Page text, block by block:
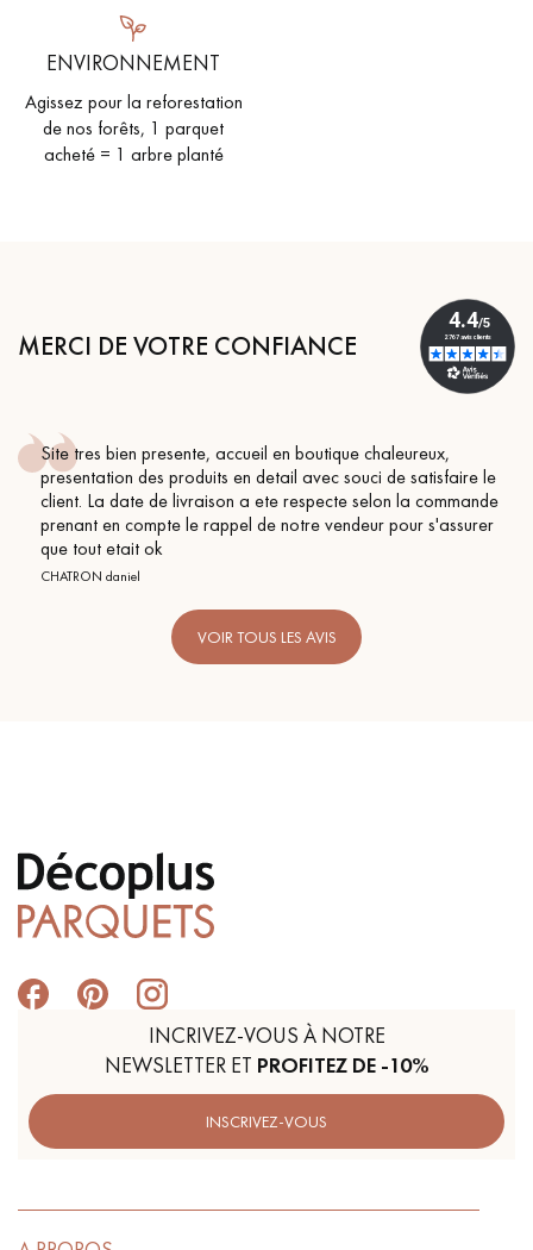
ENVIRONNEMENT
Agissez pour la reforestation
de nos forêts, 1 parquet
acheté = 1 arbre planté
MERCI DE VOTRE CONFIANCE
Site tres bien presente, accueil en boutique chaleureux,
presentation des produits en detail avec souci de satisfaire le
client. La date de livraison a ete respecte selon la commande
prenant en compte le rappel de notre vendeur pour s'assurer
que tout etait ok
CHATRON daniel
VOIR TOUS LES AVIS
INCRIVEZ-VOUS À NOTRE
NEWSLETTER ET PROFITEZ DE -10%
INSCRIVEZ-VOUS